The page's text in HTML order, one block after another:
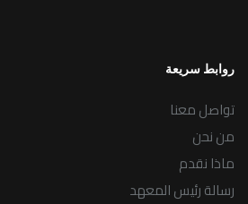
روابط سريعة
تواصل معنا
من نحن
ماذا نقدم
رسالة رئيس المعهد